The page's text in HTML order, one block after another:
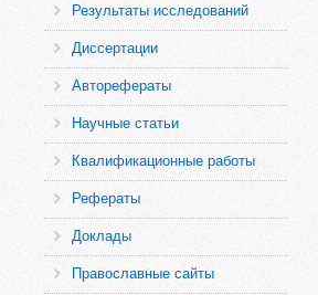
Результаты исследований
Диссертации
Авторефераты
Научные статьи
Квалификационные работы
Рефераты
Доклады
Православные сайты